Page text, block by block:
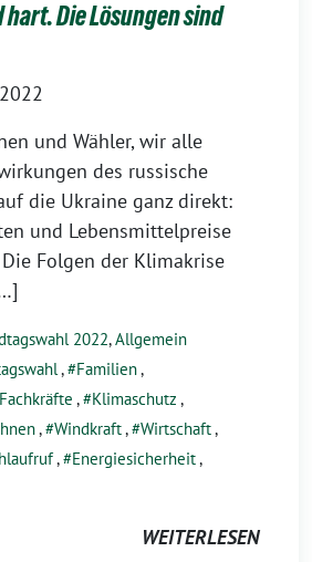
hart. Die Lösungen sind
und Wähler, wir alle
des russische
die Ukraine ganz direkt:
und Lebensmittelpreise
Folgen der Klimakrise
2022,Allgemein
, Familien,
Fachkräfte , Klimaschutz ,
, Windkraft, Wirtschaft,
, Energiesicherheit,
WEITERLESEN